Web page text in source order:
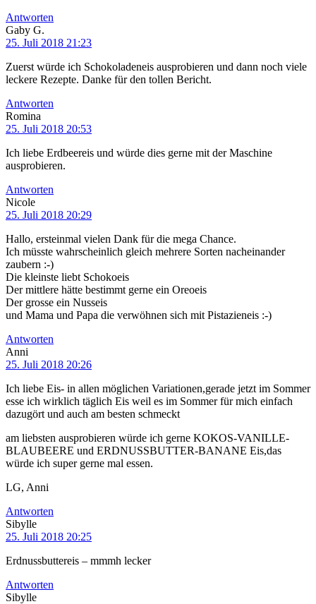
Antworten
Gaby G.
25. Juli 2018 21:23
Zuerst würde ich Schokoladeneis ausprobieren und dann noch viele
leckere Rezepte. Danke für den tollen Bericht.
Antworten
Romina
25. Juli 2018 20:53
Ich liebe Erdbeereis und würde dies gerne mit der Maschine
ausprobieren.
Antworten
Nicole
25. Juli 2018 20:29
Hallo, ersteinmal vielen Dank für die mega Chance.
Ich müsste wahrscheinlich gleich mehrere Sorten nacheinander
zaubern :-)
Die kleinste liebt Schokoeis
Der mittlere hätte bestimmt gerne ein Oreoeis
Der grosse ein Nusseis
und Mama und Papa die verwöhnen sich mit Pistazieneis :-)
Antworten
Anni
25. Juli 2018 20:26
Ich liebe Eis- in allen möglichen Variationen,gerade jetzt im Sommer
esse ich wirklich täglich Eis weil es im Sommer für mich einfach
dazugört und auch am besten schmeckt
am liebsten ausprobieren würde ich gerne KOKOS-VANILLE-
BLAUBEERE und ERDNUSSBUTTER-BANANE Eis,das
würde ich super gerne mal essen.
LG, Anni
Antworten
Sibylle
25. Juli 2018 20:25
Erdnussbuttereis – mmmh lecker
Antworten
Sibylle